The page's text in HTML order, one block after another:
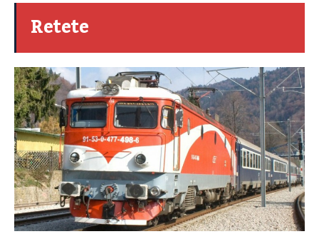
Retete